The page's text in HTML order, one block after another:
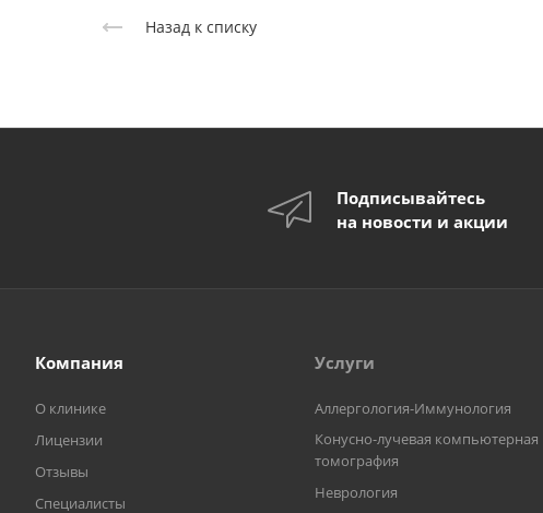
Назад к списку
Подписывайтесь
на новости и акции
Компания
О клинике
Лицензии
Отзывы
Специалисты
Услуги
Аллергология-Иммунология
Конусно-лучевая компьютерная
томография
Неврология